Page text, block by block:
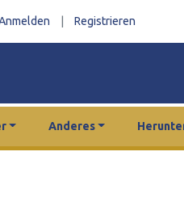
Registrieren
Anderes